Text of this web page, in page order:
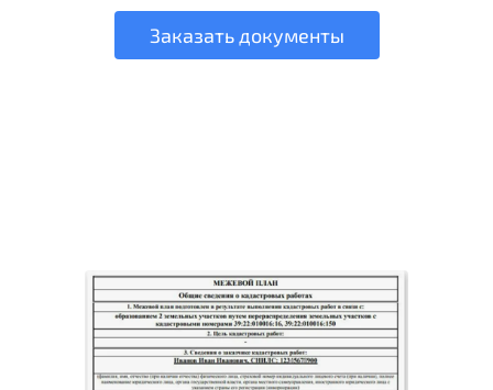
Заказать документы